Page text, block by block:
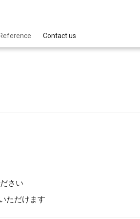
Reference Contact us
さい
ただけます